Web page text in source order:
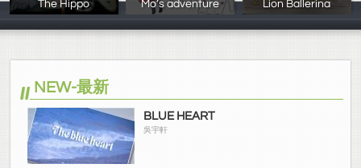
The Hippo
黃明立、陳彤、
Mo’s adventure
牟乃葳、林欣頤
Lion Ballerina
鄭皓哲 林佳君
NEW-最新
BLUE HEART
吳宇軒